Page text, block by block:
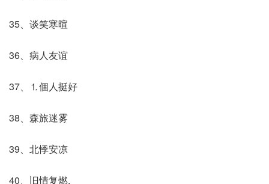
35、谈笑寒暄
36、病人友谊
37、⒈個人挺好
38、森旅迷雾
39、北悸安凉
40、旧情复燃.